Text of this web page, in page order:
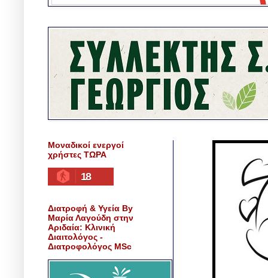
Μοναδικοί ενεργοί
χρήστες ΤΩΡΑ
18
Διατροφή & Υγεία By
Μαρία Λαγούδη στην
Αριδαία: Κλινική
Διαιτολόγος -
Διατροφολόγος MSc